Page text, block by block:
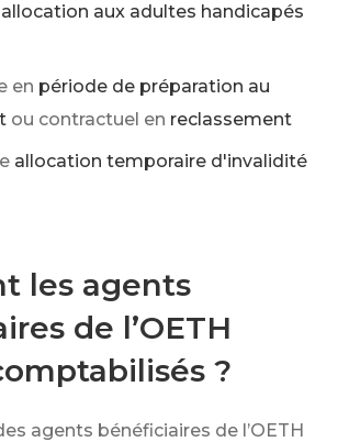
allocation aux adultes handicapés
en période de préparation au
ou contractuel en reclassement
allocation temporaire d'invalidité
les agents
de l’OETH
?
agents bénéficiaires de l’OETH